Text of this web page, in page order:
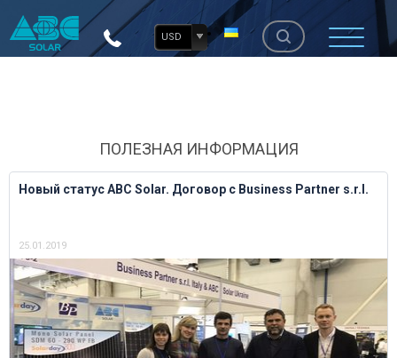
USD
ПОЛЕЗНАЯ ИНФОРМАЦИЯ
Новый статус ABC Solar. Договор с Business Partner s.r.l.
25.01.2019